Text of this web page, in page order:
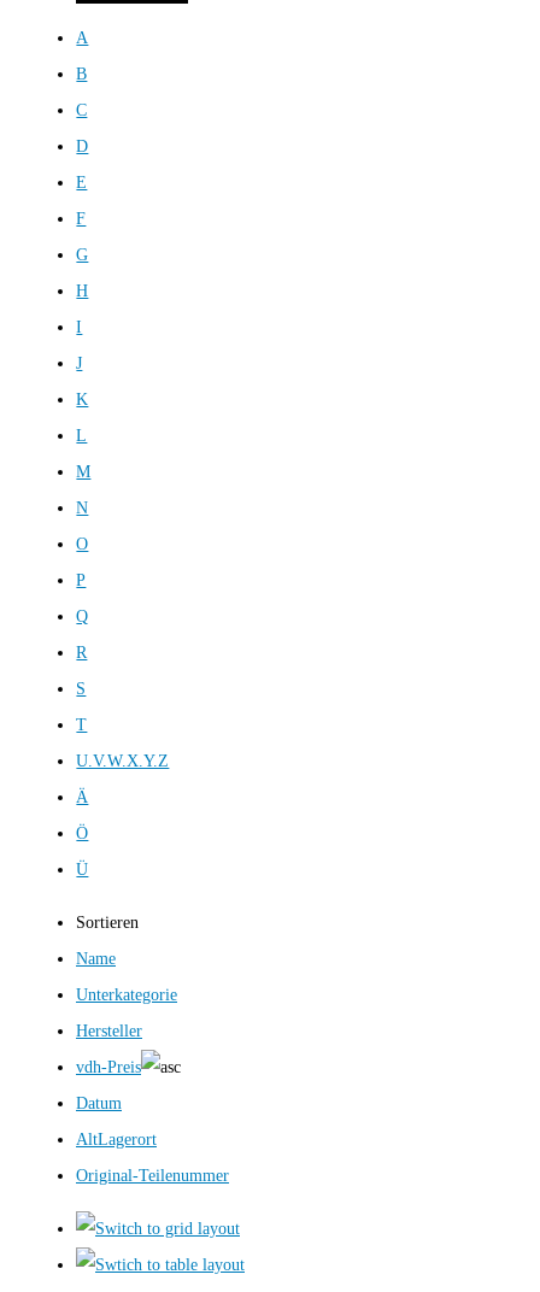
A
B
C
D
E
F
G
H
I
J
K
L
M
N
O
P
Q
R
S
T
U.V.W.X.Y.Z
Ä
Ö
Ü
Sortieren
Name
Unterkategorie
Hersteller
vdh-Preis
Datum
AltLagerort
Original-Teilenummer